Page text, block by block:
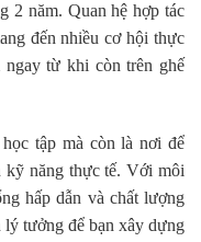
2 năm. Quan hệ hợp tác
đến nhiều cơ hội thực
từ khi còn trên ghế
tập mà còn là nơi để
kỹ năng thực tế. Với môi
hấp dẫn và chất lượng
tưởng để bạn xây dựng